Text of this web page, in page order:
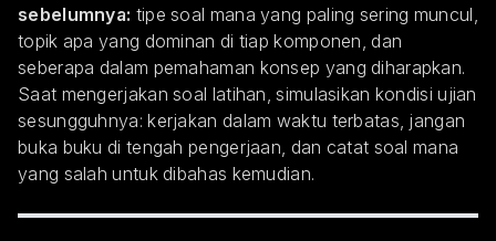
sebelumnya: tipe soal mana yang paling sering muncul,
topik apa yang dominan di tiap komponen, dan
seberapa dalam pemahaman konsep yang diharapkan.
Saat mengerjakan soal latihan, simulasikan kondisi ujian
sesungguhnya: kerjakan dalam waktu terbatas, jangan
buka buku di tengah pengerjaan, dan catat soal mana
yang salah untuk dibahas kemudian.